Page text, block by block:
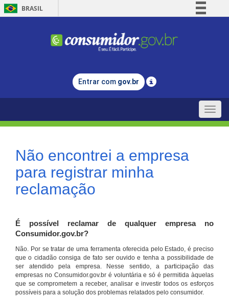
BRASIL
Comunica BR
Legislação
Entrar com gov.br
Toggle
Não encontrei a empresa
para registrar minha
reclamação
É possível reclamar de qualquer empresa no
Consumidor.gov.br?
Não. Por se tratar de uma ferramenta oferecida pelo Estado, é preciso
que o cidadão consiga de fato ser ouvido e tenha a possibilidade de
ser atendido pela empresa. Nesse sentido, a participação das
empresas no Consumidor.gov.br é voluntária e só é permitida àquelas
que se comprometem a receber, analisar e investir todos os esforços
possíveis para a solução dos problemas relatados pelo consumidor.